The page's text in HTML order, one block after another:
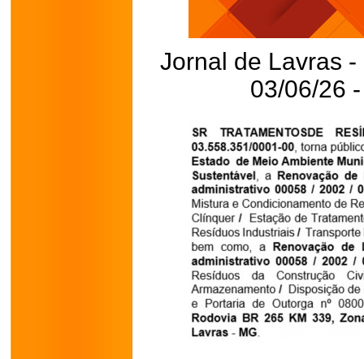
Jornal de Lavras
03/06/26